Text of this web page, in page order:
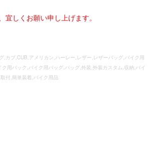
宜しくお願い申し上げます。
,カブ,CUB,アメリカン,ハーレー,レザー,レザーバッグ,バイク用
用バック,バイク用バッグ,バッグ,外装,外装カスタム,収納,バイ
付,簡単装着,バイク用品